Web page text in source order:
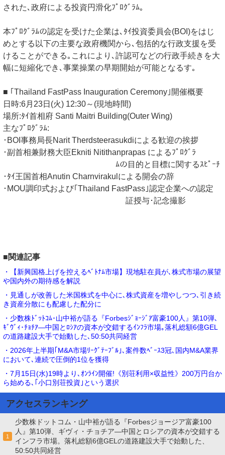
された､政府による投資円滑化ﾌﾟﾛｸﾞﾗﾑ｡
本ﾌﾟﾛｸﾞﾗﾑの認定を受けた企業は､ﾀｲ投資委員会(BOI)をはじ
めとする以下の主要な政府機関から､包括的な行政支援を受
けることができる｡これにより､許認可などの行政手続きを大
幅に短縮化でき､事業操業の早期開始が可能となるす｡
■ ｢Thailand FastPass Inauguration Ceremony｣開催概要
日時:6月23日(火) 12:30～(現地時間)
場所:ﾀｲ首相府 Santi Maitri Building(Outer Wing)
主なﾌﾟﾛｸﾞﾗﾑ:
･BOI事務局長Narit Therdsteerasukdiによる歓迎の挨拶
･副首相兼財務大臣Ekniti Nitithanprapas によるﾌﾟﾛｸﾞﾗ
ﾑの目的と目標に関するｽﾋﾟｰﾁ
･ﾀｲ王国首相Anutin Charnvirakulによる開会の辞
･MOU調印式および｢Thailand FastPass｣認定企業への認定
証授与･記念撮影
■関連記事
・【新興国格上げを控えるﾍﾞﾄﾅﾑ市場】現地駐在員が､株式市場の展望
や国内外の期待感を解説
・見通しが改善した米国株式を中心に､株式資産を増やしつつ､引き続
き資産分散にも配慮した配分に
・少数株ﾄﾞｯﾄｺﾑ･山中裕が語る『Forbesｼﾞｮｰｼﾞｱ富豪100人』第10弾､
ｷﾞｳﾞｨ･ﾁｮﾁｱ―中国とﾛｼｱの資本が交錯するｲﾝﾌﾗ市場｡落札総額6億GEL
の道路建設大手で始動した､50:50共同経営
・2026年上半期｢M&A市場ﾘｰｸﾞﾃｰﾌﾞﾙ｣､案件数ﾍﾞｰｽ3冠､国内M&A業界
において､連続で圧倒的1位を獲得
・7月15日(水)19時より､ｵﾝﾗｲﾝ開催!《別荘利用×収益性》200万円台か
ら始める､｢小口別荘投資｣という選択
アクセスランキング
1
少数株ドットコム・山中裕が語る『Forbesジョージア富豪100
人』第10弾、ギヴィ・チョチア―中国とロシアの資本が交錯する
インフラ市場。落札総額6億GELの道路建設大手で始動した、
50:50共同経営